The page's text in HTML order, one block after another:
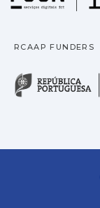
RCAAP FUNDERS